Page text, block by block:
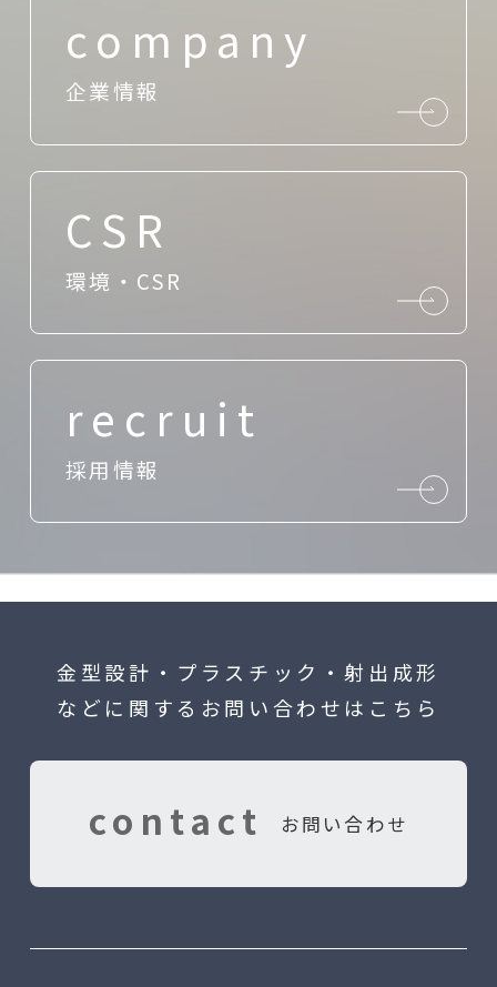
company
企業情報
CSR
環境・CSR
recruit
採用情報
金型設計・プラスチック・射出成形
などに関するお問い合わせはこちら
contact お問い合わせ